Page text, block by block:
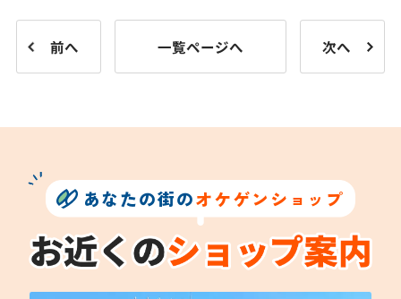
前へ 一覧ページへ 次へ
あなたの街のオケゲンショップ